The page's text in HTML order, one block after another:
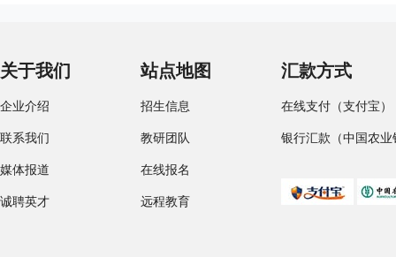
关于我们
企业介绍
联系我们
媒体报道
诚聘英才
站点地图
招生信息
教研团队
在线报名
远程教育
汇款方式
在线支付（支付宝）
银行汇款（中国农业